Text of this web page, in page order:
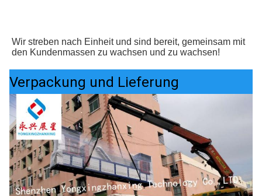
Wir streben nach Einheit und sind bereit, gemeinsam mit
den Kundenmassen zu wachsen und zu wachsen!
Verpackung und Lieferung